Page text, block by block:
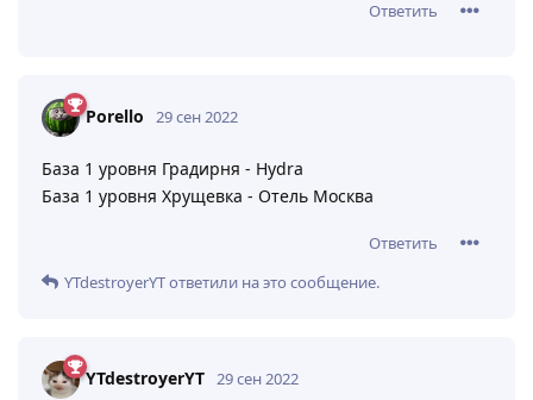
Ответить
Porello 29 сен 2022
База 1 уровня Градирня - Hydra
База 1 уровня Хрущевка - Отель Москва
Ответить
YTdestroyerYTответили на это сообщение.
YTdestroyerYT 29 сен 2022